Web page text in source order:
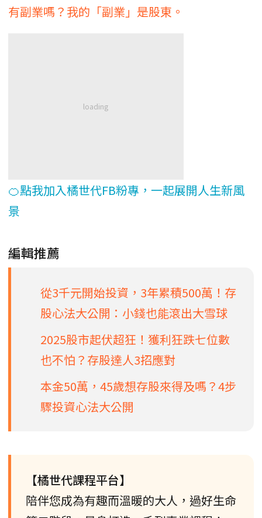
有副業嗎？我的「副業」是股東。
🍊點我加入橘世代FB粉專，一起展開人生新風
景
編輯推薦
從3千元開始投資，3年累積500萬！存
股心法大公開：小錢也能滾出大雪球
2025股市起伏超狂！獲利狂跌七位數
也不怕？存股達人3招應對
本金50萬，45歲想存股來得及嗎？4步
驟投資心法大公開
【橘世代課程平台】
陪伴您成為有趣而溫暖的大人，過好生命